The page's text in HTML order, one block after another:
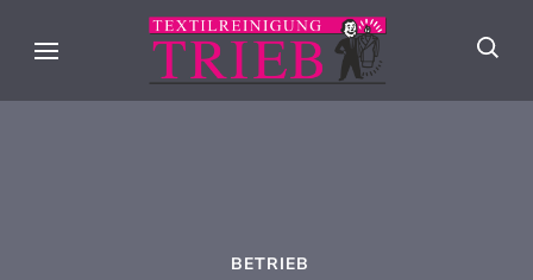
Trieb
Textilpflege seit
BETRIEB